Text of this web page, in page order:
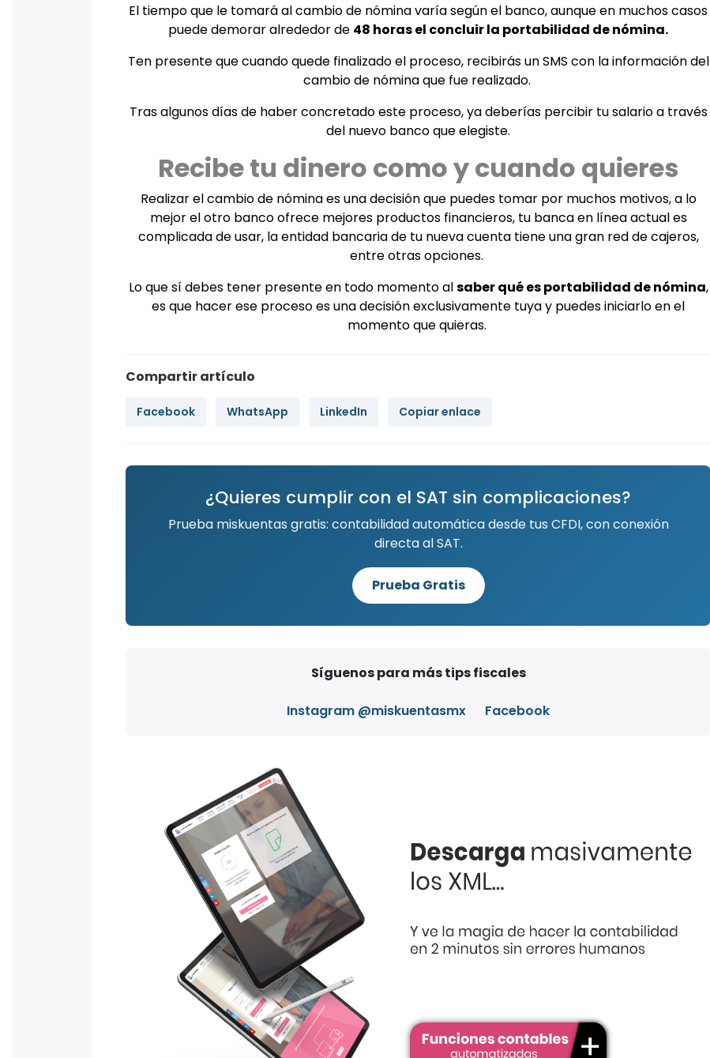
El tiempo que le tomará al cambio de nómina varía según el banco, aunque en muchos casos
puede demorar alrededor de 48 horas el concluir la portabilidad de nómina.
Ten presente que cuando quede finalizado el proceso, recibirás un SMS con la información del
cambio de nómina que fue realizado.
Tras algunos días de haber concretado este proceso, ya deberías percibir tu salario a través
del nuevo banco que elegiste.
Recibe tu dinero como y cuando quieres
Realizar el cambio de nómina es una decisión que puedes tomar por muchos motivos, a lo
mejor el otro banco ofrece mejores productos financieros, tu banca en línea actual es
complicada de usar, la entidad bancaria de tu nueva cuenta tiene una gran red de cajeros,
entre otras opciones.
Lo que sí debes tener presente en todo momento alsaber qué es portabilidad de nómina,
es que hacer ese proceso es una decisión exclusivamente tuya y puedes iniciarlo en el
momento que quieras.
Compartir artículo
Facebook WhatsApp LinkedIn Copiar enlace
¿Quieres cumplir con el SAT sin complicaciones?
Prueba miskuentas gratis: contabilidad automática desde tus CFDI, con conexión
directa al SAT.
Prueba Gratis
Síguenos para más tips fiscales
Instagram @miskuentasmx Facebook